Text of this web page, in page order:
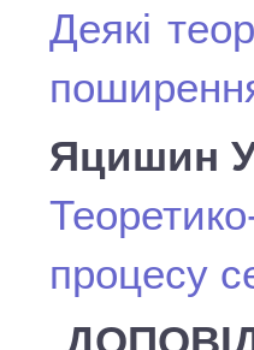
Деякі
Яцишин
процесу